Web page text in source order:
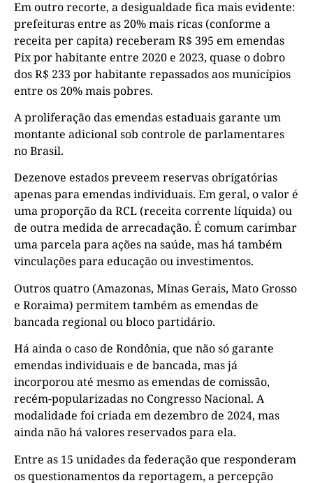
Em outro recorte, a desigualdade fica mais evidente:
prefeituras entre as 20% mais ricas (conforme a
receita per capita) receberam R$ 395 em emendas
Pix por habitante entre 2020 e 2023, quase o dobro
dos R$ 233 por habitante repassados aos municípios
entre os 20% mais pobres.
A proliferação das emendas estaduais garante um
montante adicional sob controle de parlamentares
no Brasil.
Dezenove estados preveem reservas obrigatórias
apenas para emendas individuais. Em geral, o valor é
uma proporção da RCL (receita corrente líquida) ou
de outra medida de arrecadação. É comum carimbar
uma parcela para ações na saúde, mas há também
vinculações para educação ou investimentos.
Outros quatro (Amazonas, Minas Gerais, Mato Grosso
e Roraima) permitem também as emendas de
bancada regional ou bloco partidário.
Há ainda o caso de Rondônia, que não só garante
emendas individuais e de bancada, mas já
incorporou até mesmo as emendas de comissão,
recém-popularizadas no Congresso Nacional. A
modalidade foi criada em dezembro de 2024, mas
ainda não há valores reservados para ela.
Entre as 15 unidades da federação que responderam
os questionamentos da reportagem, a percepção